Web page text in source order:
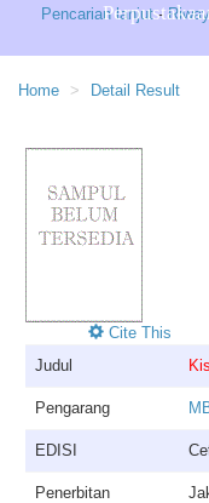
Pencarian lanjut-
Home Detail Result
Cite This
Judul
Pengarang
EDISI
Penerbitan